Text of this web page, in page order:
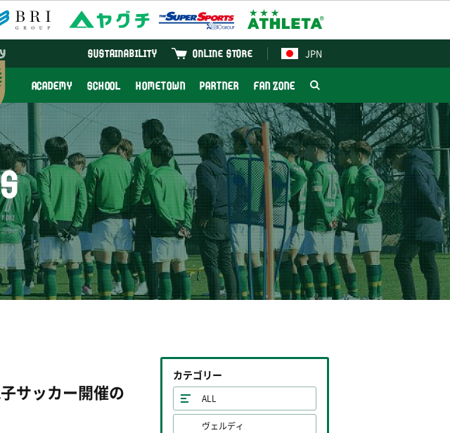
JPN
ONLINE STORE
SUSTAINABILITY
ACADEMY SCHOOL HOMETOWN PARTNER FAN ZONE
サッカー開催の
カテゴリー
ALL
ヴェルディ